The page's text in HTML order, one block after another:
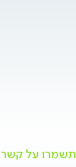
תשמרו על